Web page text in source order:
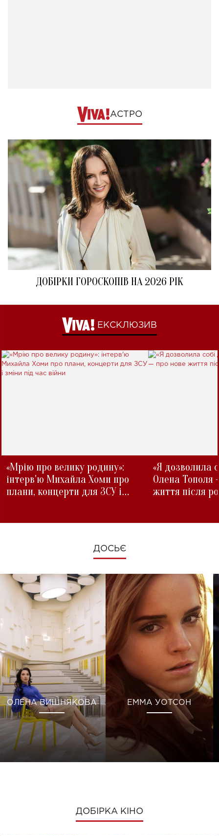
АСТРО
ДОБІРКИ ГОРОСКОПІВ НА 2026 РІК
ЕКСКЛЮЗИВ
«Мрію про велику родину»:
інтерв'ю Михайла Хоми про
плани, концерти для ЗСУ і
«Я дозволила
Олена Тополя
життя після
ДОСЬЄ
ОЛЕНА ВИШНЯКОВА ЕММА УОТСОН
ДОБІРКА КІНО